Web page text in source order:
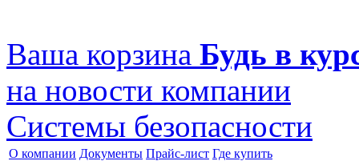
Ваша корзина Будь в
на новости компании
Системы безопасности
О компании Документы Прайс-лист Где купить